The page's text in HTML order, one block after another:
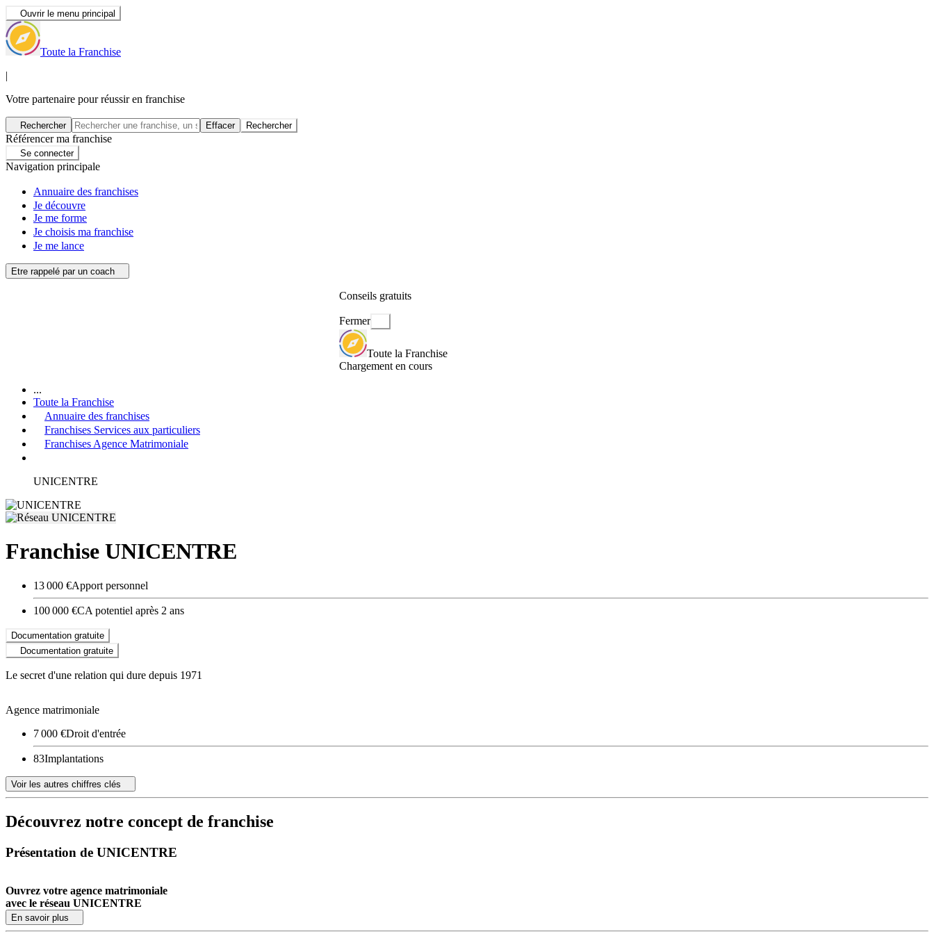
Ouvrir le menu principal
Toute la Franchise
|
Votre partenaire pour réussir en franchise
Rechercher Effacer Rechercher
Référencer ma franchise
Se connecter
Navigation principale
Annuaire des franchises
Je découvre
Je me forme
Je choisis ma franchise
Je me lance
Etre rappelé par un coach
Conseils gratuits
Fermer
Toute la Franchise
Chargement en cours
...
Toute la Franchise
Annuaire des franchises
Franchises Services aux particuliers
Franchises Agence Matrimoniale
UNICENTRE
Franchise UNICENTRE
13 000 €Apport personnel
100 000 €CA potentiel après 2 ans
Documentation gratuite
Documentation gratuite
Le secret d'une relation qui dure depuis 1971
Agence matrimoniale
7 000 €Droit d'entrée
83Implantations
Voir les autres chiffres clés
Découvrez notre concept de franchise
Présentation de UNICENTRE
Ouvrez votre agence matrimoniale
avec le réseau UNICENTRE
Faire ou refaire sa vie ne s’improvise pas. Que ce soit sur son lieu de travail ou par le jeu du hasard, la chance de découvrir soi-même la femme ou l’homme de sa vie reste infime. 16 millions de personnes vivent
En savoir plus